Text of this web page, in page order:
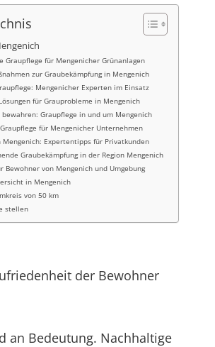
Graupflege für Mengenicher Grünanlagen
zur Graubekämpfung in Mengenich
Mengenicher Experten im Einsatz
für Grauprobleme in Mengenich
bewahren: Graupflege in und um Mengenich
für Mengenicher Unternehmen
Mengenich: Expertentipps für Privatkunden
Graubekämpfung in der Region Mengenich
Bewohner von Mengenich und Umgebung
in Mengenich
von 50 km
stellen
der Bewohner
an Bedeutung. Nachhaltige